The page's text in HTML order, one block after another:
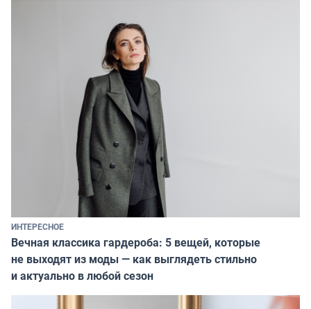
ИНТЕРЕСНОЕ
Вечная классика гардероба: 5 вещей, которые
не выходят из моды — как выглядеть стильно
и актуально в любой сезон